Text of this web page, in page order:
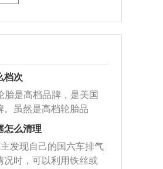
档次
胎是高档品牌，是美国
。虽然是高档轮胎品
的轮胎都有生产，这
开拓市场。
怎么清理
发现自己的国六车排气
况时，可以利用铁丝或